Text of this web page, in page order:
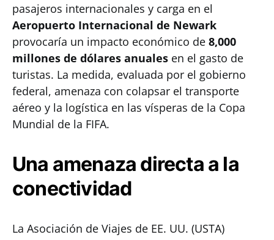
pasajeros internacionales y carga en el
Aeropuerto Internacional de Newark
provocaría un impacto económico de 8,000
millones de dólares anuales en el gasto de
turistas. La medida, evaluada por el gobierno
federal, amenaza con colapsar el transporte
aéreo y la logística en las vísperas de la Copa
Mundial de la FIFA.
Una amenaza directa a la
conectividad
La Asociación de Viajes de EE. UU. (USTA)